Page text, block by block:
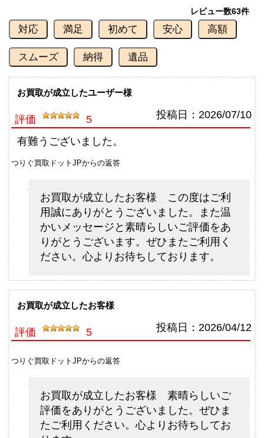
ダイワ 銀影競技T85K 未使用
釣具買取クーポンg-
turi20260603（2026/06/30迄）
84,000円
2026/06/06
ダイワ 銀影競技メガトルク 急瀬
抜 H90V 未使用
釣具買取クーポンg-
turi20260604
（2026/06/30迄）
2026/06/06
ダイワ 銀影 エア T90 N 未使用
釣具買取クーポン g-
turi20260605
（2026/06/30迄）
33,000円
シマノ 電動リール 22 ビーストマ
釣具買取クーポンg-
turi20260606（2026/06/30迄）
シマノ 電動リール 24 ビーストマ
スター MD 12000 未使用
釣具買取クーポン g-
turi20260607（2026/06/30迄）
72,000円
2026/06/06
シマノ 電動リール 26 ビーストマ
スター 1000 未使用
釣具買取クーポン
turi20260608（2026/06/30迄）
63,000円
スター MD 3000 未使用
turi20260609（2026/06/30迄）
シマノ 電動リール 21 ビーストマ
スター 3000EJ 未使用
60,000円
2026/06/06
レビュー数63件
対応 満足 初めて 安心 高額
スムーズ 納得 遺品
お買取が成立したユーザー様
評価 5 投稿日： 2026/07/10
有難うございました。
つりぐ買取ドットJPからの返答
お買取が成立したお客様 この度はご利
用誠にありがとうございました。また温
かいメッセージと素晴らしいご評価をあ
りがとうございます。ぜひまたご利用く
ださい。心よりお待ちしております。
お買取が成立したお客様
評価 5 投稿日： 2026/04/12
つりぐ買取ドットJPからの返答
お買取が成立したお客様 素晴らしいご
評価をありがとうございました。ぜひま
たご利用ください。心よりお待ちしてお